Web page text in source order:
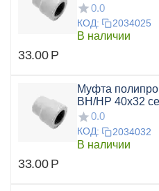
0.0
КОД: 2034025
В наличии
33.00 Р
Муфта
ВН/НР 40x32
0.0
КОД: 2034032
В наличии
33.00 Р